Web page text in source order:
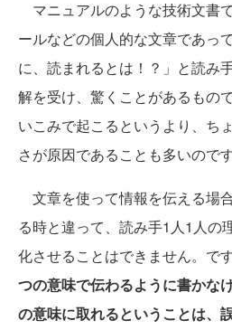
マニュアルのような技術文書
ールなどの個人的な文章であっ
に、読まれるとは！？」と読み
解を受け、驚くことがあるもの
いこみで起こるというより、ち
さが原因であることも多いのです
文章を使って情報を伝える場
る時と違って、読み手1人1人の
化させることはできません。です
つの意味で伝わるように書かな
の意味に取れるということは、